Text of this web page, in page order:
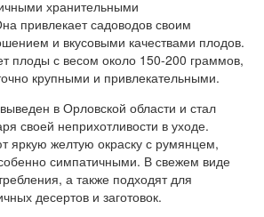
хранительными
привлекает садоводов своим
и вкусовыми качествами плодов.
плоды с весом около 150-200 граммов,
крупными и привлекательными.
в Орловской области и стал
своей неприхотливости в уходе.
желтую окраску с румянцем,
симпатичными. В свежем виде
а также подходят для
десертов и заготовок.